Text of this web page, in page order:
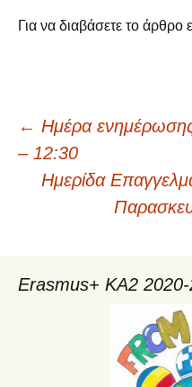
Για να διαβάσετε το άρθρο
άρθρων
← Ημέρα
– 12:30
Ημερίδα
Erasmus+ KA2